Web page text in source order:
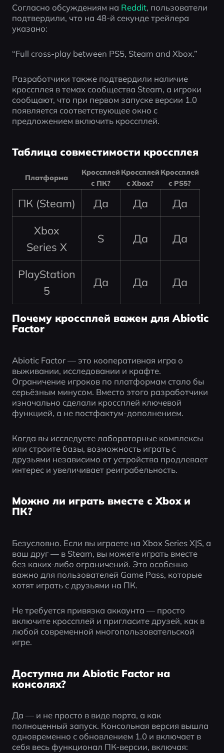
Согласно обсуждениям на Reddit, пользователи
подтвердили, что на 48-й секунде трейлера
указано:
“Full cross-play between PS5, Steam and Xbox.”
Разработчики также подтвердили наличие
кроссплея в темах сообщества Steam, а игроки
сообщают, что при первом запуске версии 1.0
появляется соответствующее окно с
предложением включить кроссплей.
Таблица совместимости кроссплея
Платформа
Кроссплей
с ПК?
Кроссплей
с Xbox?
Кроссплей
с PS5?
ПК (Steam) Да Да
Да
Xbox
Series X
S Да Да
PlayStation
5
Да Да Да
Почему кроссплей важен для Abiotic
Factor
Abiotic Factor — это кооперативная игра о
выживании, исследовании и крафте.
Ограничение игроков по платформам стало бы
серьёзным минусом. Вместо этого разработчики
изначально сделали кроссплей ключевой
функцией, а не постфактум-дополнением.
Когда вы исследуете лабораторные комплексы
или строите базы, возможность играть с
друзьями независимо от устройства продлевает
интерес и увеличивает реиграбельность.
Можно ли играть вместе с Xbox и
ПК?
Безусловно. Если вы играете на Xbox Series X|S, а
ваш друг — в Steam, вы можете играть вместе
без каких-либо ограничений. Это особенно
важно для пользователей Game Pass, которые
хотят играть с друзьями на ПК.
Не требуется привязка аккаунта — просто
включите кроссплей и пригласите друзей, как в
любой современной многопользовательской
игре.
Доступна ли Abiotic Factor на
консолях?
Да — и не просто в виде порта, а как
полноценный запуск. Консольная версия вышла
одновременно с обновлением 1.0 и включает в
себя весь функционал ПК-версии, включая: